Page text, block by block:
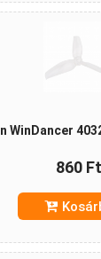
WinDancer
860 Ft